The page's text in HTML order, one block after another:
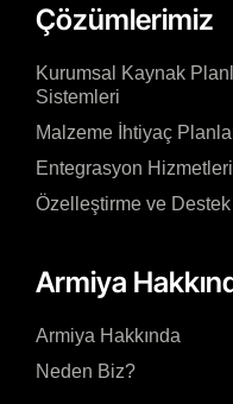
Çözümlerimiz
Kurumsal Kaynak
Sistemleri
Malzeme İhtiyaç
Entegrasyon Hizmetleri
Özelleştirme ve
Armiya
Armiya Hakkında
Neden Biz?